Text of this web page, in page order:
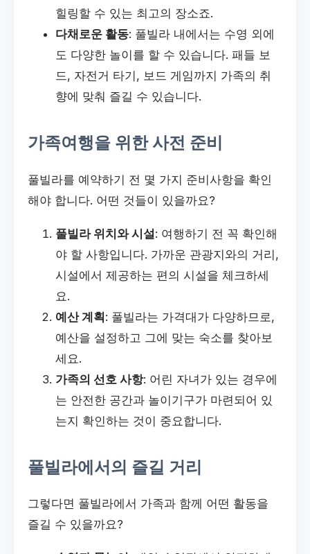
힐링할 수 있는 최고의 장소죠.
다채로운 활동: 풀빌라 내에서는 수영 외에
도 다양한 놀이를 할 수 있습니다. 패들 보
드, 자전거 타기, 보드 게임까지 가족의 취
향에 맞춰 즐길 수 있습니다.
가족여행을 위한 사전 준비
풀빌라를 예약하기 전 몇 가지 준비사항을 확인
해야 합니다. 어떤 것들이 있을까요?
풀빌라 위치와 시설: 여행하기 전 꼭 확인해
야 할 사항입니다. 가까운 관광지와의 거리,
시설에서 제공하는 편의 시설을 체크하세
요.
예산 계획: 풀빌라는 가격대가 다양하므로,
예산을 설정하고 그에 맞는 숙소를 찾아보
세요.
가족의 선호 사항: 어린 자녀가 있는 경우에
는 안전한 공간과 놀이기구가 마련되어 있
는지 확인하는 것이 중요합니다.
풀빌라에서의 즐길 거리
그렇다면 풀빌라에서 가족과 함께 어떤 활동을
즐길 수 있을까요?